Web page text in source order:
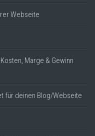
Webseite
Marge & Gewinn
für deinen Blog/Webseite